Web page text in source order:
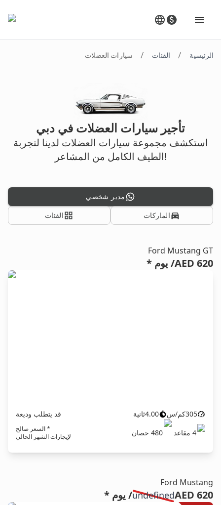
الرئيسية / الفئات / سيارات العضلات
تأجير سيارات العضلات في دبي
استكشف مجموعة سيارات العضلات لدينا لتجربة
الطيف الكامل من المشاعر!
مدير شخصي
الفئات
الماركات
Ford Mustang GT
AED 620/ يوم *
305كم/س 4.00ثانية
قد يتطلب وديعة
4 مقاعد 480 حصان
* السعر صالح
لإيجارات الشهر الحالي
Ford Mustang
AED 620
undefined/ يوم *